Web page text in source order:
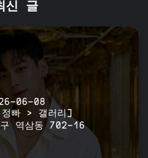
신 글
06-08
빠 > 갤러리]
구 역삼동 702-16